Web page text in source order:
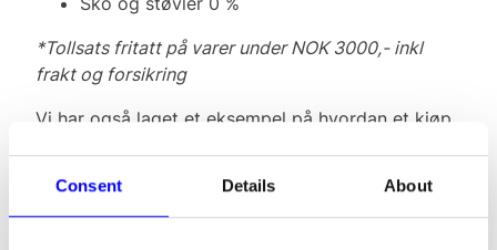
Consent Details About
*Tollsats fritatt på varer under NOK 3000,- inkl
frakt og forsikring
Vi har også laget et eksempel på hvordan et kjøp
av en jakke med en tollsats på 10,7% fra en butikk
som er momsregistrert.